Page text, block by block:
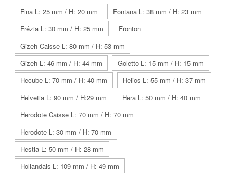
Fina L: 25 mm / H: 20 mm
Fontana L: 38 mm / H: 23 mm
Frézia L: 30 mm / H: 25 mm
Fronton
Gizeh Caisse L: 80 mm / H: 53 mm
Gizeh L: 46 mm / H: 44 mm
Goletto L: 15 mm / H: 15 mm
Hecube L: 70 mm / H: 40 mm
Helios L: 55 mm / H: 37 mm
Helvetia L: 90 mm / H:29 mm
Hera L: 50 mm / H: 40 mm
Herodote Caisse L: 70 mm / H: 70 mm
Herodote L: 30 mm / H: 70 mm
Hestia L: 50 mm / H: 28 mm
Hollandais L: 109 mm / H: 49 mm